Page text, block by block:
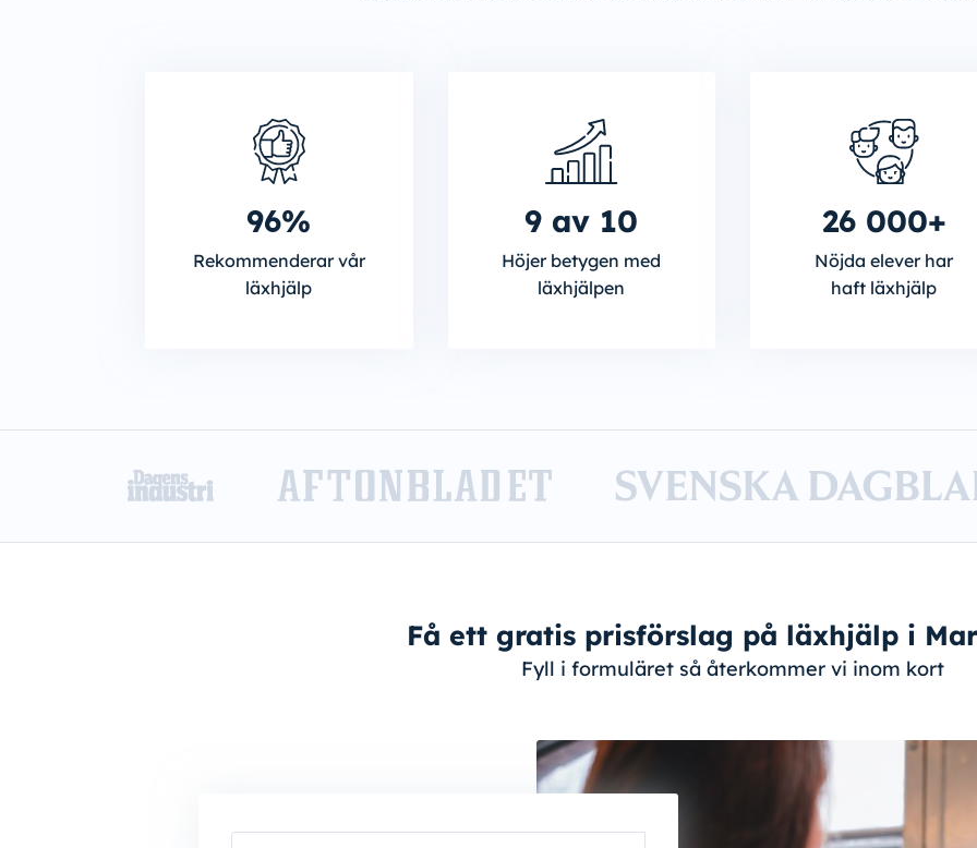
96%
Rekommenderar vår
läxhjälp
9 av 10
Höjer betygen med
läxhjälpen
26 000+
Nöjda elever har
haft läxhjälp
Få ett gratis prisförslag på läxhjälp i
Fyll i formuläret så återkommer vi inom kort